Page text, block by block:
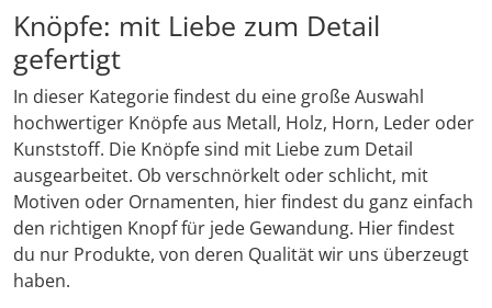
Knöpfe: mit Liebe zum Detail
gefertigt
In dieser Kategorie findest du eine große Auswahl
hochwertiger Knöpfe aus Metall, Holz, Horn, Leder oder
Kunststoff. Die Knöpfe sind mit Liebe zum Detail
ausgearbeitet. Ob verschnörkelt oder schlicht, mit
Motiven oder Ornamenten, hier findest du ganz einfach
den richtigen Knopf für jede Gewandung. Hier findest
du nur Produkte, von deren Qualität wir uns überzeugt
haben.
Spardosen & Geldgeschenke (6)
Statuen (401)
Wikinger & Germanen (22)
Tassen & Co. (53)
Themen Kochbücher (6)
Wandbilder & Plaketten (47)
Umhängetaschen (56)
Wämse & Jacken
Zubehör & Accessoires (32)
Kerzenständer (20)
Leuchtartikel/ Taschenlampen
Maritimes & Nautisches (17)
Markierungsbänder (4)
Messer, Taschenmesser & Beile (166)
Tiaras & Diademe
Uhren & Taschenuhren
Jahreskreis (4)
Männer-Spiritualität
Naturspiritualität (5)
Räuchern, Pendeln & Co (7)
Runen & Ogham
Ritualkleidung & Roben (31)
Sanduhren & Co
Statuen (401)
Wikinger & Germanen (22)
Trommeln, Klagschalen & Musikinstrumente (37)
Wandbilder & Plaketten (32)